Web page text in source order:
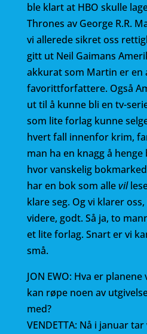
ble klart at HBO skulle
Thrones av George R.R.
vi allerede sikret oss
gitt ut Neil Gaimans
akkurat som Martin er en
favorittforfattere. Også
ut til å kunne bli en tv-
som lite forlag kunne
hvert fall innenfor krim,
man ha en knagg å
hvor vanskelig
har en bok som allevil
klare seg. Og vi klarer
videre, godt. Så ja, to
et lite forlag. Snart er vi
små.
JON EWO: Hva er
kan røpe noen av
med?
VENDETTA: Nå i januar